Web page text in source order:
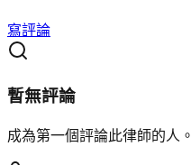
寫評論
暫無評論
成為第一個評論此律師的人。